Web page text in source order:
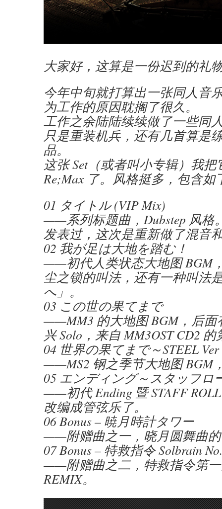
大家好，这算是一份迟到的礼
今年中旬就打算出一张同人音
为工作的原因耽搁了很久。
工作之余陆陆续续做了一些同
只是重装机兵，还有几首算是
品。
这张 Set（或者叫小专辑）我把
Re;Max 了。风格挺多，包含如
01 タイトル (VIP Mix)
——系列标题曲，Dubstep 风格
发表过，这次是重新做了混音
02 我が足は大地を踏む！
——初代人类状态大地图 BGM
尘之锁的叫法，还有一种叫法
へ」。
03 この世の果てまで
——MM3 的大地图 BGM，后面
兴 Solo，来自 MM3OST CD2
04 世界の果てまで～STEEL Ver
——MS2 钢之季节大地图 BGM
05 エンディング～スタッフロ
——初代 Ending 暨 STAFF
改编成管弦乐了。
06 Bonus – 暁月時計タワー
——附赠曲之一，晓月圆舞曲
07 Bonus – 特救指令 Solbrain
——附赠曲之二，特救指令第
REMIX。